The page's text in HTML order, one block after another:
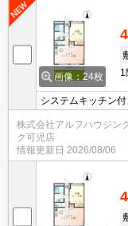
画像：24枚
1
システムキッチン
株式会社アルフハウジン
ク可児店
情報更新日 2026/08/06